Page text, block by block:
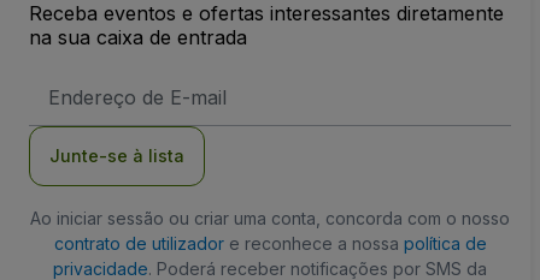
Receba eventos e ofertas interessantes diretamente
na sua caixa de entrada
de
Junte-se à lista
Ao iniciar sessão ou criar uma conta, concorda com o nosso
contrato de utilizadore reconhece a nossa política de
privacidade. Poderá receber notificações por SMS da